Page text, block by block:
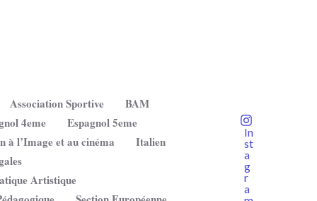
Association Sportive
BAM
4eme
Espagnol 5eme
à l’Image et au cinéma
Italien
Artistique
In
st
a
g
r
a